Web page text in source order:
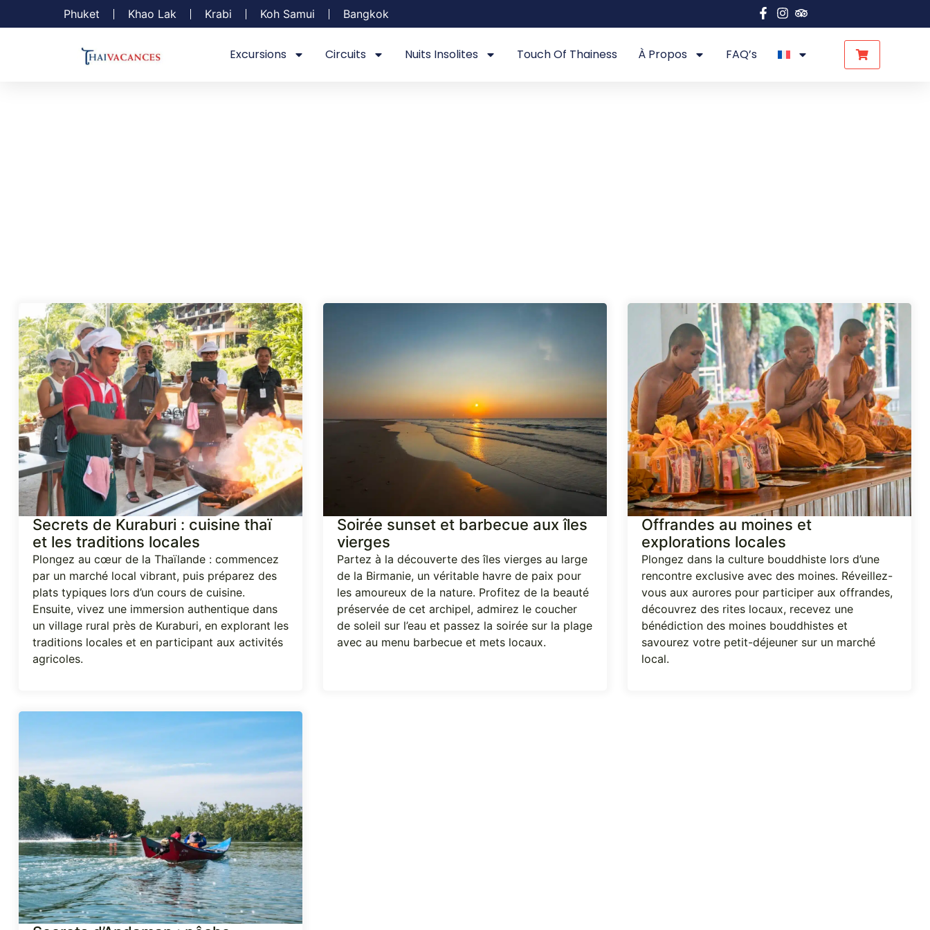
Phuket Khao Lak Krabi Koh Samui Bangkok
Excursions Circuits Nuits Insolites Touch Of Thainess À Propos FAQ’s
Secrets de Kuraburi : cuisine thaï
et les traditions locales
Plongez au cœur de la Thaïlande : commencez
par un marché local vibrant, puis préparez des
plats typiques lors d’un cours de cuisine.
Ensuite, vivez une immersion authentique dans
un village rural près de Kuraburi, en explorant les
traditions locales et en participant aux activités
agricoles.
Soirée sunset et barbecue aux îles
vierges
Partez à la découverte des îles vierges au large
de la Birmanie, un véritable havre de paix pour
les amoureux de la nature. Profitez de la beauté
préservée de cet archipel, admirez le coucher
de soleil sur l’eau et passez la soirée sur la plage
avec au menu barbecue et mets locaux.
Offrandes au moines et
explorations locales
Plongez dans la culture bouddhiste lors d’une
rencontre exclusive avec des moines. Réveillez-
vous aux aurores pour participer aux offrandes,
découvrez des rites locaux, recevez une
bénédiction des moines bouddhistes et
savourez votre petit-déjeuner sur un marché
local.